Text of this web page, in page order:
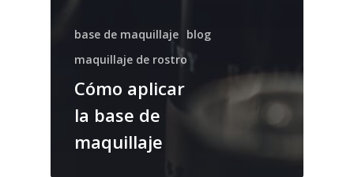
base de maquillaje blog
maquillaje de rostro
Cómo aplicar
la base de
maquillaje